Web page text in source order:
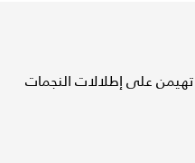
تهيمن على إطلالات النجمات